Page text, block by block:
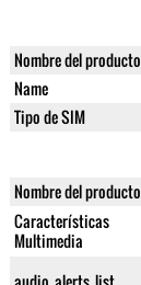
Nombre del producto
Name
Tipo de SIM
Nombre del producto
Características
Multimedia